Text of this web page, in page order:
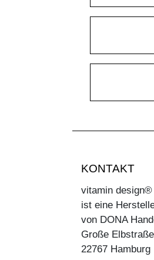
KONTAKT
vitamin design®
ist eine
von DONA
Große
22767 Hamburg